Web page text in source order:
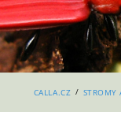
CALLA.CZ / STROMY